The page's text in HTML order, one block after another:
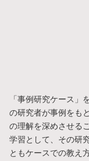
「事例研究ケース」
の研究者が事例をも
の理解を深めさせる
学習として、その研
ともケースでの教え